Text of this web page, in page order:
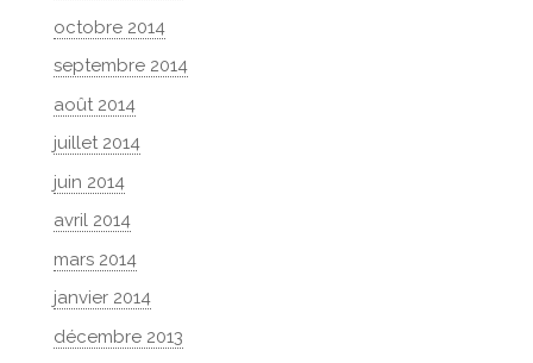
octobre 2014
septembre 2014
août 2014
juillet 2014
juin 2014
avril 2014
mars 2014
janvier 2014
décembre 2013